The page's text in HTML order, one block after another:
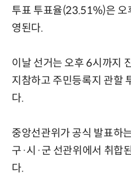
투표 투표율(23.51%)은 오
영된다.
이날 선거는 오후 6시까지
지참하고 주민등록지 관할
다.
중앙선관위가 공식 발표하
구·시·군 선관위에서 취합
다.